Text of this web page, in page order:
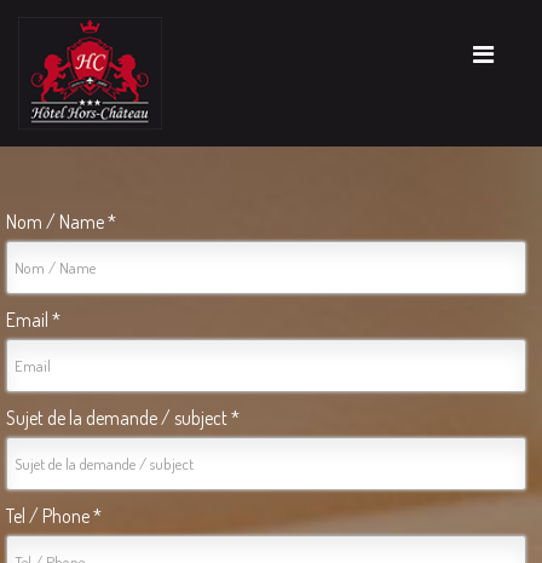
Nom / Name *
Email *
Sujet de la demande / subject *
Tel / Phone *